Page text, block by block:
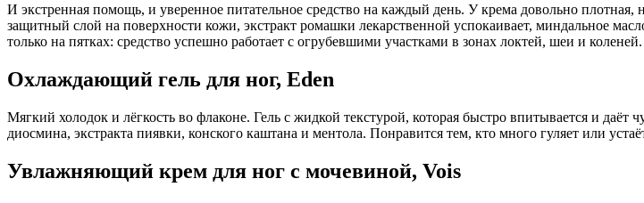
И экстренная помощь, и уверенное питательное средство на каждый день. У крема довольно плотная,
защитный слой на поверхности кожи, экстракт ромашки лекарственной успокаивает, миндальное
только на пятках: средство успешно работает с огрубевшими участками в зонах локтей, шеи и коленей.
Охлаждающий гель для ног, Eden
Мягкий холодок и лёгкость во флаконе. Гель с жидкой текстурой, которая быстро впитывается и даёт
диосмина, экстракта пиявки, конского каштана и ментола. Понравится тем, кто много гуляет или
Увлажняющий крем для ног с мочевиной, Vois